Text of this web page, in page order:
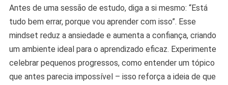
Antes de uma sessão de estudo, diga a si mesmo: “Está
tudo bem errar, porque vou aprender com isso”. Esse
mindset reduz a ansiedade e aumenta a confiança, criando
um ambiente ideal para o aprendizado eficaz. Experimente
celebrar pequenos progressos, como entender um tópico
que antes parecia impossível – isso reforça a ideia de que